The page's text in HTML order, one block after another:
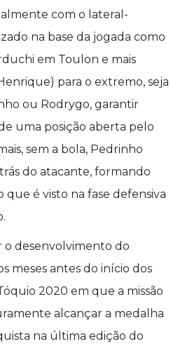
com o lateral-
na base da jogada como
em Toulon e mais
para o extremo, seja
ou Rodrygo, garantir
uma posição aberta pelo
sem a bola, Pedrinho
do atacante, formando
é visto na fase defensiva
o desenvolvimento do
meses antes do início dos
2020 em que a missão
alcançar a medalha
na última edição do